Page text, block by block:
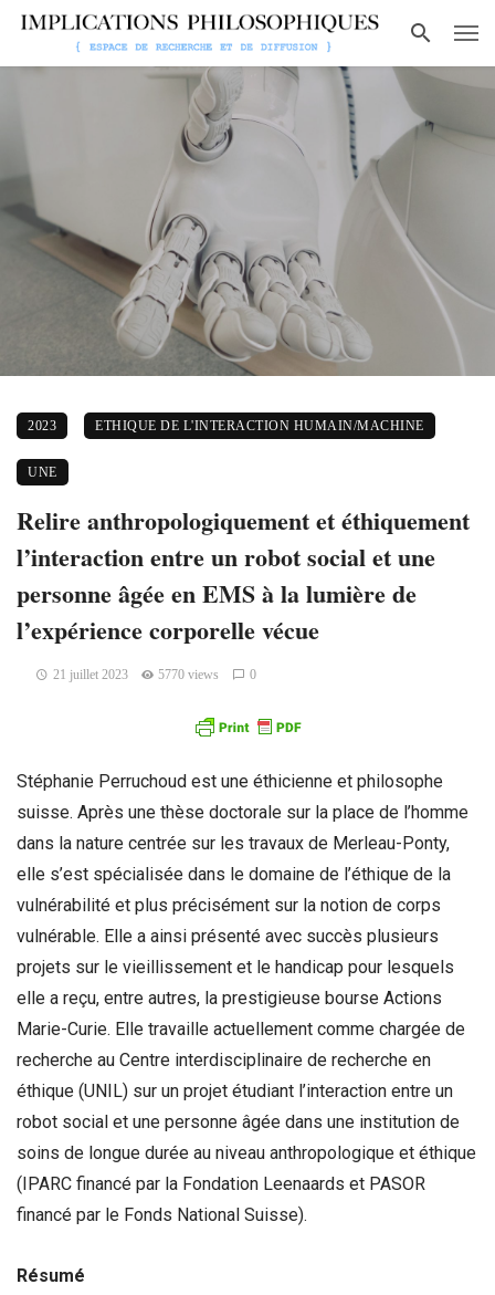
2023 ETHIQUE DE L'INTERACTION HUMAIN/MACHINE
UNE
Relire anthropologiquement et éthiquement
l’interaction entre un robot social et une
personne âgée en EMS à la lumière de
l’expérience corporelle vécue
21 juillet 2023 5770 views 0
Stéphanie Perruchoud est une éthicienne et philosophe
suisse. Après une thèse doctorale sur la place de l’homme
dans la nature centrée sur les travaux de Merleau-Ponty,
elle s’est spécialisée dans le domaine de l’éthique de la
vulnérabilité et plus précisément sur la notion de corps
vulnérable. Elle a ainsi présenté avec succès plusieurs
projets sur le vieillissement et le handicap pour lesquels
elle a reçu, entre autres, la prestigieuse bourse Actions
Marie-Curie. Elle travaille actuellement comme chargée de
recherche au Centre interdisciplinaire de recherche en
éthique (UNIL) sur un projet étudiant l’interaction entre un
robot social et une personne âgée dans une institution de
soins de longue durée au niveau anthropologique et éthique
(IPARC financé par la Fondation Leenaards et PASOR
financé par le Fonds National Suisse).
Résumé